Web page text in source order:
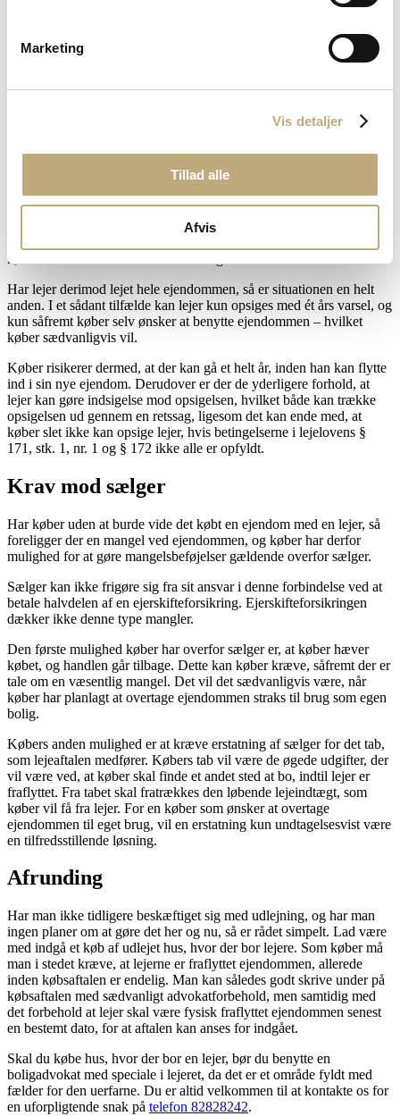
Marketing
Vis detaljer
Tillad alle
Afvis
oplyse om det for at undgå erstatningsansvar eller at køber ophæver
handlen. Tilsvarende er det meget væsentligt for køber at vide, at der
begrænse købers brug af ejendommen.
bor, så kan både sælger og køber opsige lejeaftalen med én måneds
varsel. Disse lejeaftaler volder således sjældent problemer. Dog bør
man som køber ved køb af udlejet hus stille det krav, at sælger skal
garantere, at lejer er ude af huset, inden overtagelsesdagen.
køber herefter kræve erstattet hos sælger.
Har lejer derimod lejet hele ejendommen, så er situationen en helt
anden. I et sådant tilfælde kan lejer kun opsiges med ét års varsel, og
kun såfremt køber selv ønsker at benytte ejendommen – hvilket
køber sædvanligvis vil.
Køber risikerer dermed, at der kan gå et helt år, inden han kan flytte
ind i sin nye ejendom. Derudover er der de yderligere forhold, at
lejer kan gøre indsigelse mod opsigelsen, hvilket både kan trække
opsigelsen ud gennem en retssag, ligesom det kan ende med, at
køber slet ikke kan opsige lejer, hvis betingelserne i lejelovens §
171, stk. 1, nr. 1 og § 172 ikke alle er opfyldt.
Krav mod sælger
Har køber uden at burde vide det købt en ejendom med en lejer, så
foreligger der en mangel ved ejendommen, og køber har derfor
mulighed for at gøre mangelsbeføjelser gældende overfor sælger.
Sælger kan ikke frigøre sig fra sit ansvar i denne forbindelse ved at
betale halvdelen af en ejerskifteforsikring. Ejerskifteforsikringen
dækker ikke denne type mangler.
Den første mulighed køber har overfor sælger er, at køber hæver
købet, og handlen går tilbage. Dette kan køber kræve, såfremt der er
tale om en væsentlig mangel. Det vil det sædvanligvis være, når
køber har planlagt at overtage ejendommen straks til brug som egen
bolig.
Købers anden mulighed er at kræve erstatning af sælger for det tab,
som lejeaftalen medfører. Købers tab vil være de øgede udgifter, der
vil være ved, at køber skal finde et andet sted at bo, indtil lejer er
fraflyttet. Fra tabet skal fratrækkes den løbende lejeindtægt, som
køber vil få fra lejer. For en køber som ønsker at overtage
ejendommen til eget brug, vil en erstatning kun undtagelsesvist være
en tilfredsstillende løsning.
Afrunding
Har man ikke tidligere beskæftiget sig med udlejning, og har man
ingen planer om at gøre det her og nu, så er rådet simpelt. Lad være
med indgå et køb af udlejet hus, hvor der bor lejere. Som køber må
man i stedet kræve, at lejerne er fraflyttet ejendommen, allerede
inden købsaftalen er endelig. Man kan således godt skrive under på
købsaftalen med sædvanligt advokatforbehold, men samtidig med
det forbehold at lejer skal være fysisk fraflyttet ejendommen senest
en bestemt dato, for at aftalen kan anses for indgået.
Skal du købe hus, hvor der bor en lejer, bør du benytte en
boligadvokat med speciale i lejeret, da det er et område fyldt med
fælder for den uerfarne. Du er altid velkommen til at kontakte os for
en uforpligtende snak på telefon 82828242.